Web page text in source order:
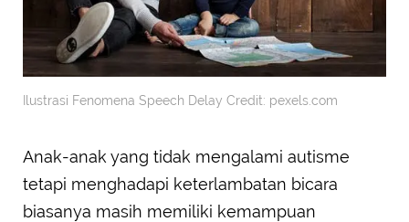
Ilustrasi Fenomena Speech Delay Credit: pexels.com
Anak-anak yang tidak mengalami autisme
tetapi menghadapi keterlambatan bicara
biasanya masih memiliki kemampuan